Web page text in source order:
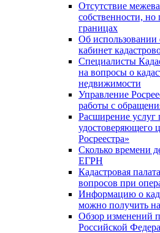
Отсутствие
собственности,
границах
Об
кабинет
Специалисты
на вопросы о
недвижимости
Управление
работы с
Расширение услуг
Росреестра»
Сколько времени
ЕГРН
Кадастровая
вопросов при
Информацию о
можно получить на
Обзор изменений
Российской